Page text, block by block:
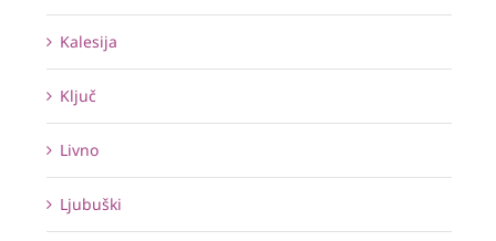
Kalesija
Ključ
Livno
Ljubuški